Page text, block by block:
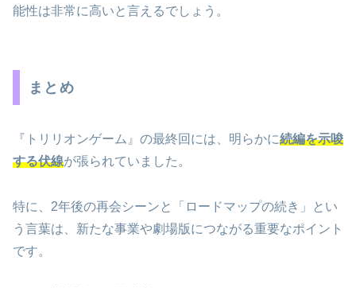
能性は非常に高いと言えるでしょう。
まとめ
『トリリオンゲーム』の最終回には、明らかに続編を示唆
する伏線が張られていました。
特に、2年後の再会シーンと「ロードマップの続き」とい
う言葉は、新たな事業や劇場版につながる重要なポイント
です。